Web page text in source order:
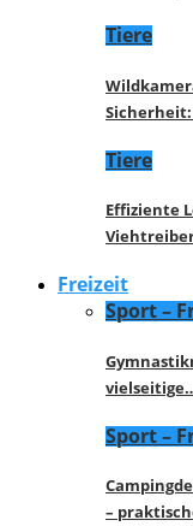
Tiere
Tiere
Effiziente
Freizeit
Sport –
Sport –
–